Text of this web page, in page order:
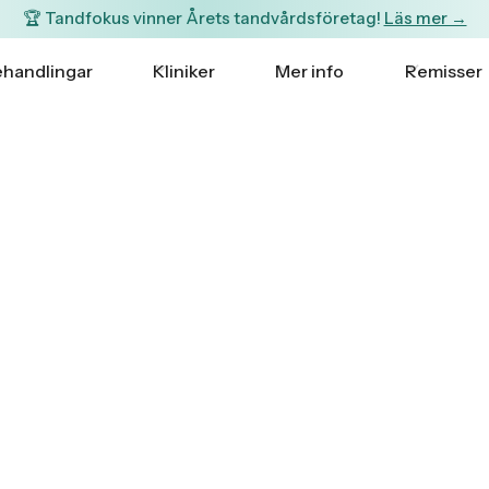
🏆 Tandfokus vinner Årets tandvårdsföretag! Läs mer →
Kliniker Mer info Remisser